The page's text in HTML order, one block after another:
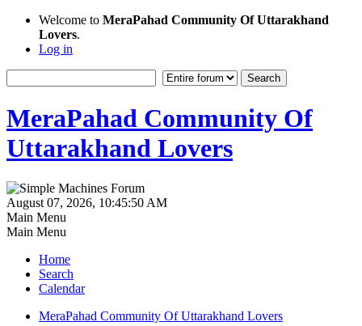
Welcome to MeraPahad Community Of Uttarakhand
Lovers.
Log in
MeraPahad Community Of
Uttarakhand Lovers
August 07, 2026, 10:45:50 AM
Main Menu
Main Menu
Home
Search
Calendar
MeraPahad Community Of Uttarakhand Lovers